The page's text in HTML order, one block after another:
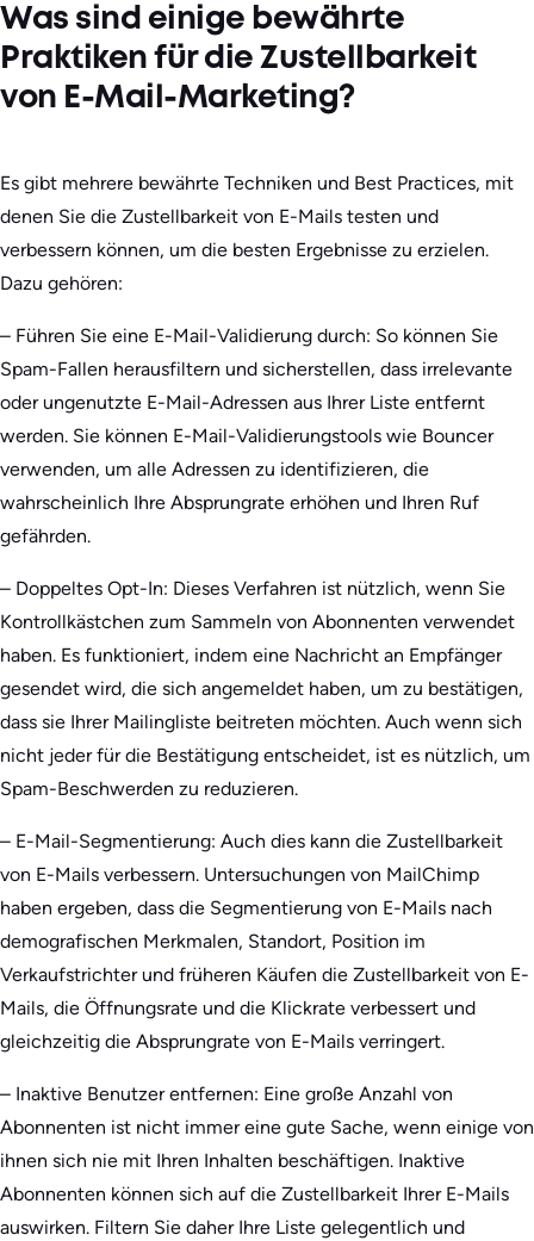
Was sind einige bewährte
Praktiken für die Zustellbarkeit
von E-Mail-Marketing?
Es gibt mehrere bewährte Techniken und Best Practices, mit
denen Sie die Zustellbarkeit von E-Mails testen und
verbessern können, um die besten Ergebnisse zu erzielen.
Dazu gehören:
– Führen Sie eine E-Mail-Validierung durch: So können Sie
Spam-Fallen herausfiltern und sicherstellen, dass irrelevante
oder ungenutzte E-Mail-Adressen aus Ihrer Liste entfernt
werden. Sie können E-Mail-Validierungstools wie Bouncer
verwenden, um alle Adressen zu identifizieren, die
wahrscheinlich Ihre Absprungrate erhöhen und Ihren Ruf
gefährden.
– Doppeltes Opt-In: Dieses Verfahren ist nützlich, wenn Sie
Kontrollkästchen zum Sammeln von Abonnenten verwendet
haben. Es funktioniert, indem eine Nachricht an Empfänger
gesendet wird, die sich angemeldet haben, um zu bestätigen,
dass sie Ihrer Mailingliste beitreten möchten. Auch wenn sich
nicht jeder für die Bestätigung entscheidet, ist es nützlich, um
Spam-Beschwerden zu reduzieren.
– E-Mail-Segmentierung: Auch dies kann die Zustellbarkeit
von E-Mails verbessern. Untersuchungen von MailChimp
haben ergeben, dass die Segmentierung von E-Mails nach
demografischen Merkmalen, Standort, Position im
Verkaufstrichter und früheren Käufen die Zustellbarkeit von E-
Mails, die Öffnungsrate und die Klickrate verbessert und
gleichzeitig die Absprungrate von E-Mails verringert.
– Inaktive Benutzer entfernen: Eine große Anzahl von
Abonnenten ist nicht immer eine gute Sache, wenn einige von
ihnen sich nie mit Ihren Inhalten beschäftigen. Inaktive
Abonnenten können sich auf die Zustellbarkeit Ihrer E-Mails
auswirken. Filtern Sie daher Ihre Liste gelegentlich und